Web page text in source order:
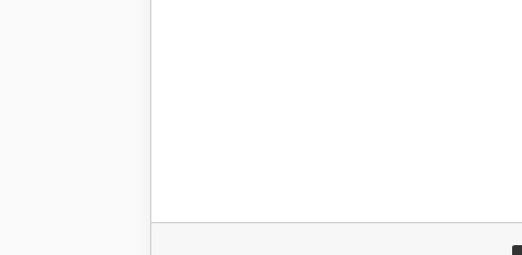
مشاركة عبر البريد